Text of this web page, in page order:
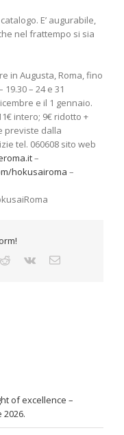
E’ augurabile,
nel frattempo si sia
in Augusta, Roma, fino
– 24 e 31
e il 1 gennaio.
intero; 9€ ridotto +
previste dalla
tel. 060608 sito web
–
hokusairoma –
of excellence –
2026.